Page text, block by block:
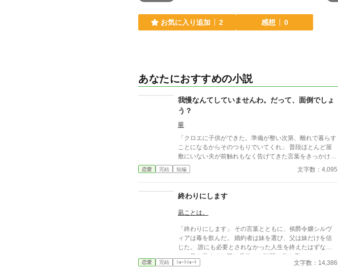
お気に入り追加 2 感想 0
あなたにおすすめの小説
我慢なんてしていませんわ。だって、面倒でしょ
う？
翠
「クロエに子供ができた。準備が整い次第、離れで暮らす
ことになるからそのつもりでいてくれ」 普段ほとんど屋
敷にいない夫が前触れもなく告げてきた言葉をきっかけ
に、レティシアは“三年間”の契約を終わらせることにし
た。 赤の他人を屋敷に迎えることはしない。 不要なもの
う？」 不誠実な夫も、無意味な結婚も、 この際すべて切
り捨ててしまいましょう。
恋愛 完結 短編 文字数：4,095
終わりにします
凪ことは。
「終わりにします」 その言葉とともに、侯爵令嬢シルヴ
ィアは毒を飲んだ。 婚約者は妹を選び、父は妹だけを信
じた。 誰にも必要とされなかった人生を終えたはずなの
に、目を覚ますと三か月前へと時間は巻き戻っていた。
もう、誰かに愛されるためだけに生きるのはやめよう。
恋愛 完結 ｼｮｰﾄｼｮｰﾄ 文字数：14,386